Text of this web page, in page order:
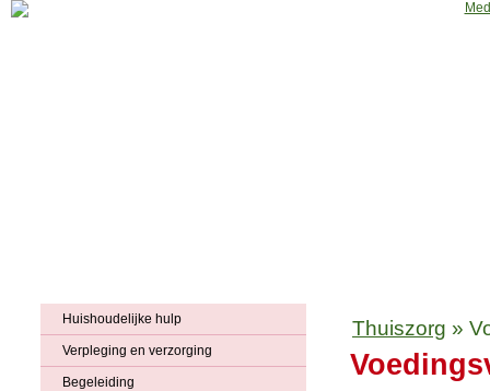
Huishoudelijke hulp
Verpleging en verzorging
Begeleiding
Thuiszorg »